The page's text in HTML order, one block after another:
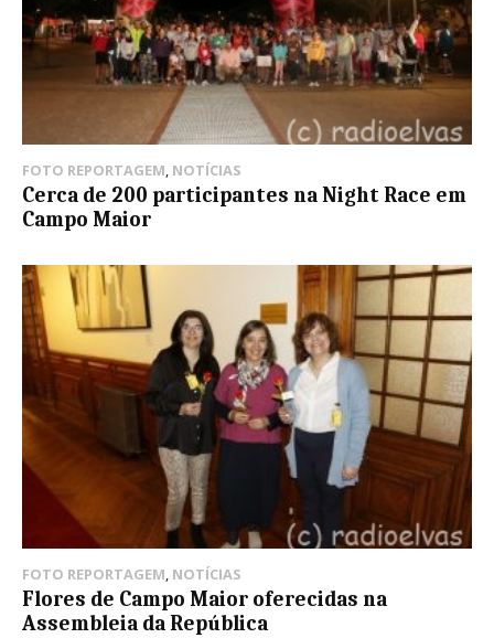
FOTO REPORTAGEM, NOTÍCIAS
Cerca de 200 participantes na Night Race em
Campo Maior
FOTO REPORTAGEM, NOTÍCIAS
Flores de Campo Maior oferecidas na
Assembleia da República